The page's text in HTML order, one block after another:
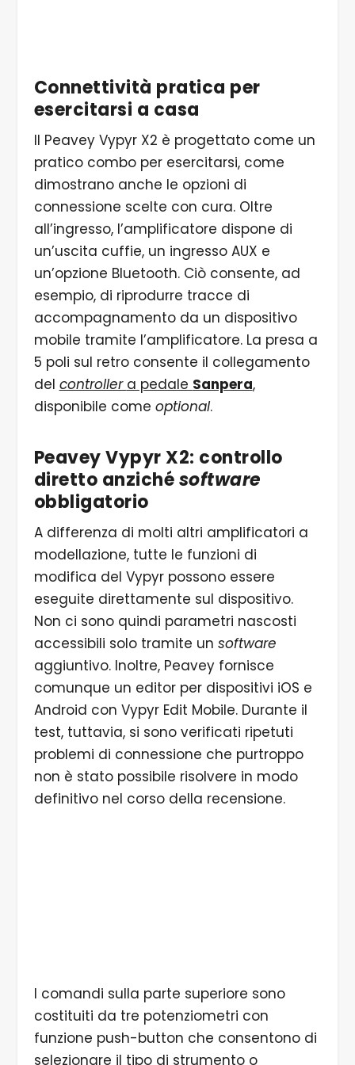
Connettività pratica per
esercitarsi a casa
Il Peavey Vypyr X2 è progettato come un
pratico combo per esercitarsi, come
dimostrano anche le opzioni di
connessione scelte con cura. Oltre
all’ingresso, l’amplificatore dispone di
un’uscita cuffie, un ingresso AUX e
un’opzione Bluetooth. Ciò consente, ad
esempio, di riprodurre tracce di
accompagnamento da un dispositivo
mobile tramite l’amplificatore. La presa a
5 poli sul retro consente il collegamento
del controller a pedale Sanpera,
disponibile come optional.
Peavey Vypyr X2: controllo
diretto anzichésoftware
obbligatorio
A differenza di molti altri amplificatori a
modellazione, tutte le funzioni di
modifica del Vypyr possono essere
eseguite direttamente sul dispositivo.
Non ci sono quindi parametri nascosti
accessibili solo tramite un software
aggiuntivo. Inoltre, Peavey fornisce
comunque un editor per dispositivi iOS e
Android con Vypyr Edit Mobile. Durante il
test, tuttavia, si sono verificati ripetuti
problemi di connessione che purtroppo
non è stato possibile risolvere in modo
definitivo nel corso della recensione.
I comandi sulla parte superiore sono
costituiti da tre potenziometri con
funzione push-button che consentono di
selezionare il tipo di strumento o